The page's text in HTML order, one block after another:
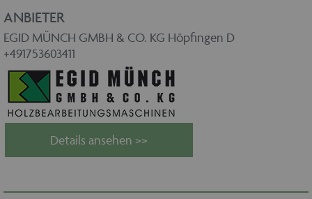
ANBIETER
EGID MÜNCH GMBH & CO. KG Höpfingen D
+491753603411
Details ansehen >>